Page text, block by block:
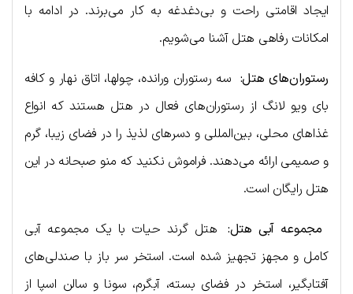
ایجاد اقامتی راحت و بی‌دغدغه به کار می‌برند. در ادامه با
امکانات رفاهی هتل آشنا می‌شویم.
رستوران‌های هتل: سه رستوران ورانده، چولها، اتاق نهار و کافه
بای ویو لانگ از رستوران‌های فعال در هتل هستند که انواع
غذاهای محلی، بین‌المللی و دسرهای لذیذ را در فضای زیبا، گرم
و صمیمی ارائه می‌دهند. فراموش نکنید که منو صبحانه در این
هتل رایگان است.
مجموعه آبی هتل: هتل گرند حیات با یک مجموعه آبی
کامل و مجهز تجهیز شده است. استخر سر باز با صندلی‌های
آفتابگیر، استخر در فضای بسته، آبگرم، سونا و سالن اسپا از